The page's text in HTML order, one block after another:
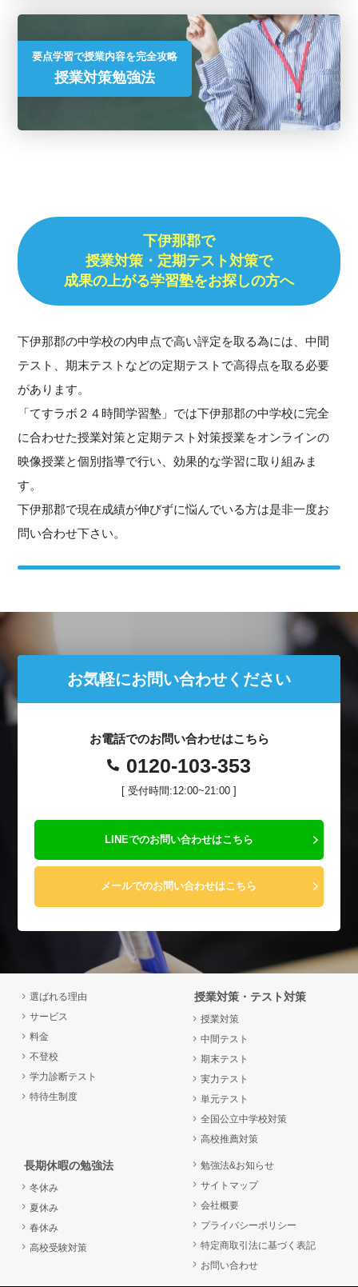
要点学習で授業内容を完全攻略
授業対策勉強法
下伊那郡で
授業対策・ 定期テスト対策で
成果の上がる学習塾をお探しの方へ
下伊那郡の中学校の内申点で高い評定を取る為には、中間
テスト、期末テストなどの定期テストで高得点を取る必要
があります。
「てすラボ２４時間学習塾」では下伊那郡の中学校に完全
に合わせた授業対策と定期テスト対策授業をオンラインの
映像授業と個別指導で行い、効果的な学習に取り組みま
す。
下伊那郡で現在成績が伸びずに悩んでいる方は是非一度お
問い合わせ下さい。
お気軽にお問い合わせください
お電話でのお問い合わせはこちら
0120-103-353
[ 受付時間:12:00~21:00 ]
LINEでのお問い合わせはこちら
メールでのお問い合わせはこちら
選ばれる理由
サービス
料金
不登校
学力診断テスト
特待生制度
授業対策・テスト対策
授業対策
中間テスト
期末テスト
実力テスト
単元テスト
全国公立中学校対策
高校推薦対策
長期休暇の勉強法
冬休み
夏休み
春休み
高校受験対策
勉強法&お知らせ
サイトマップ
会社概要
プライバシーポリシー
特定商取引法に基づく表記
お問い合わせ